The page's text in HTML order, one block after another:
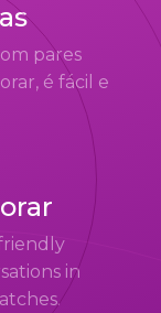
pares
é fácil e
in